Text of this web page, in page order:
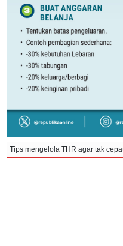
Tips mengelola THR agar tak